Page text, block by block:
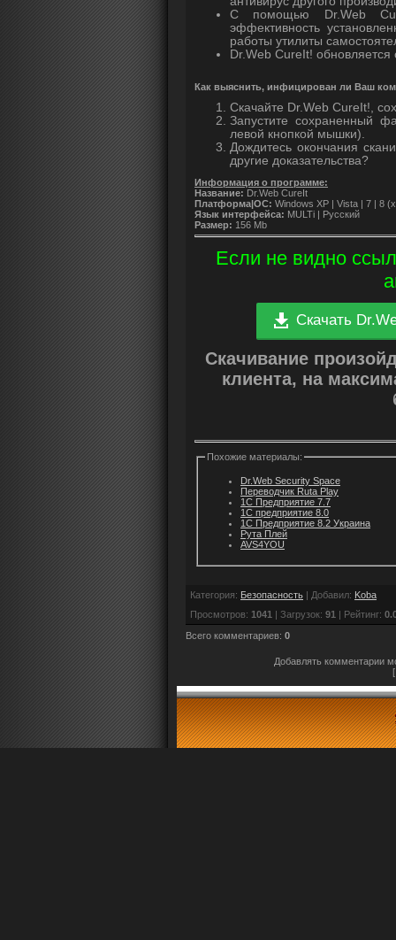
С помощью Dr.Web
эффективность
работы утилиты
Dr.Web CureIt! обновляется
Как выяснить, инфицирован ли Ваш
Скачайте Dr.Web CureIt!,
Запустите сохраненный
левой кнопкой мышки).
Дождитесь окончания
другие доказательства?
Информация о программе:
Название: Dr.Web CureIt
Платформа|ОС: Windows XP | Vista | 7 | 8
Язык интерфейса: MULTi | Русский
Размер: 156 Mb
Если не видно
Скачать
Скачивание
клиента, на
Похожие материалы:
Dr.Web Security Space
Переводчик Ruta Play
1С Предприятие 7.7
1С предприятие 8.0
1С Предприятие 8.2 Украина
Рута Плей
AVS4YOU
Категория: Безопасность | Добавил: Koba
Просмотров: 1041 | Загрузок: 91 | Рейтинг:
Всего комментариев: 0
Добавлять комментарии